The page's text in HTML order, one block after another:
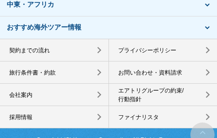
中東・アフリカ
おすすめ海外ツアー情報
契約までの流れ プライバシーポリシー
旅行条件書・約款 お問い合わせ・資料請求
会社案内
エアトリグループの約束/
行動指針
採用情報 ファイナリスタ